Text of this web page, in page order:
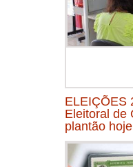
ELEIÇÕES
Eleitoral de
plantão